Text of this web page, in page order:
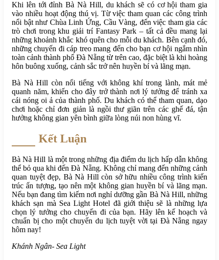
Khi lên tới đỉnh Bà Nà Hill, du khách sẽ có cơ hội tham gia
vào nhiều hoạt động thú vị. Từ việc tham quan các công trình
nổi bật như Chùa Linh Ứng, Cầu Vàng, đến việc tham gia các
trò chơi trong khu giải trí Fantasy Park – tất cả đều mang lại
những khoảnh khắc khó quên cho mỗi du khách. Bên cạnh đó,
những chuyến đi cáp treo mang đến cho bạn cơ hội ngắm nhìn
toàn cảnh thành phố Đà Nẵng từ trên cao, đặc biệt là khi hoàng
hôn buông xuống, cảnh sắc trở nên huyền bí và lãng mạn.
Bà Nà Hill còn nổi tiếng với không khí trong lành, mát mẻ
quanh năm, khiến cho đây trở thành nơi lý tưởng để tránh xa
cái nóng oi ả của thành phố. Du khách có thể tham quan, dạo
chơi hoặc chỉ đơn giản là ngồi thư giãn trên các ghế đá, tận
hưởng không gian yên bình giữa lòng núi non hùng vĩ.
Kết Luận
Bà Nà Hill là một trong những địa điểm du lịch hấp dẫn không
thể bỏ qua khi đến Đà Nẵng. Không chỉ mang đến những cảnh
quan tuyệt đẹp, Bà Nà Hill còn sở hữu nhiều công trình kiến
trúc ấn tượng, tạo nên một không gian huyền bí và lãng mạn.
Nếu bạn đang tìm kiếm nơi nghỉ dưỡng gần Bà Nà Hill, những
khách sạn mà Sea Light Hotel đã giới thiệu sẽ là những lựa
chọn lý tưởng cho chuyến đi của bạn. Hãy lên kế hoạch và
chuẩn bị cho một chuyến du lịch tuyệt vời tại Đà Nẵng ngay
hôm nay!
Khánh Ngân- Sea Light